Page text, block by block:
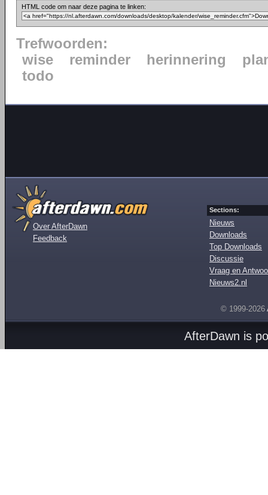
HTML code om naar deze pagina te linken:
Trefwoorden:
wise
reminder herinnering
todo
Over AfterDawn
Feedback
Sections:
Nieuws
Downloads
Top Downloads
Discussie
Vraag en
Nieuws2.nl
© 1999-2026
AfterDawn is